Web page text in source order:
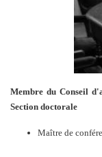
Membre du Conseil
Section doctorale
Maître de